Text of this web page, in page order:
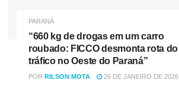
PARANÁ
“660 kg de drogas em um carro
roubado: FICCO desmonta rota do
tráfico no Oeste do Paraná”
POR RILSON MOTA 26 DE JANEIRO DE 2026